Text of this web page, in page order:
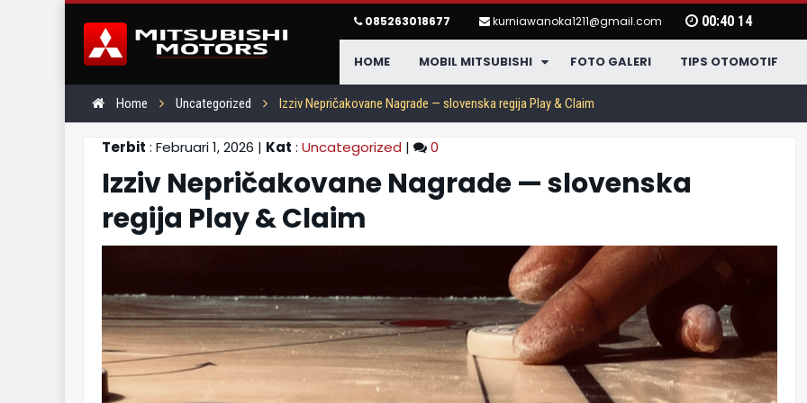
085263018677 kurniawanoka1211@gmail.com 00:40 15
HOME MOBIL MITSUBISHI FOTO GALERI TIPS OTOMOTIF
Home Uncategorized Izziv Nepričakovane Nagrade — slovenska regija Play & Claim
Terbit : Februari 1, 2026 | Kat : Uncategorized | 0
Izziv Nepričakovane Nagrade — slovenska
regija Play & Claim
Mitsubishi FUSO New Xpander